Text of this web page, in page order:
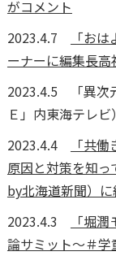
がコメント
2023.4.7
「お
ーナーに編集長
2023.4.5 「異次
Ｅ」内東海テレ
2023.4.4
「共
原因と対策を知
by北海道新聞）
2023.4.3
「堀
論サミット～＃